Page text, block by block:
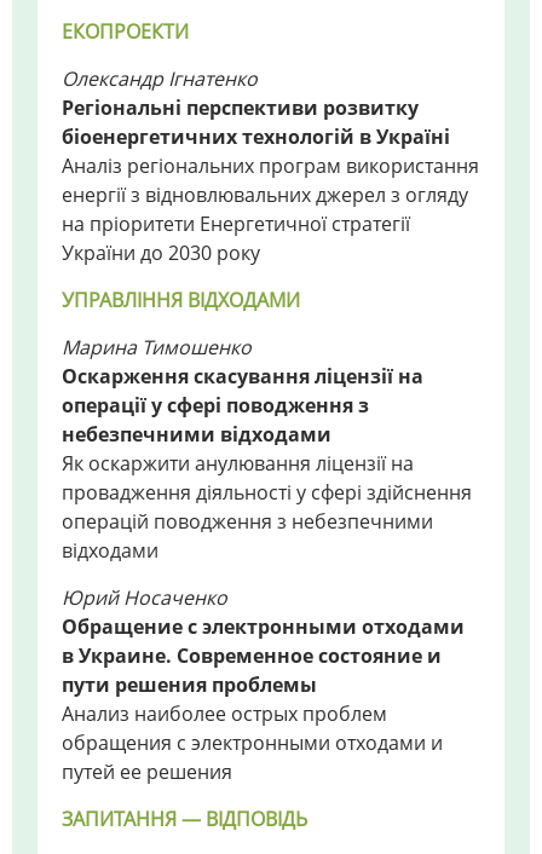
ЕКОПРОЕКТИ
Олександр Ігнатенко
Регіональні перспективи розвитку
біоенергетичних технологій в Україні
Аналіз регіональних програм використання
енергії з відновлювальних джерел з огляду
на пріоритети Енергетичної стратегії
України до 2030 року
УПРАВЛІННЯ ВІДХОДАМИ
Марина Тимошенко
Оскарження скасування ліцензії на
операції у сфері поводження з
небезпечними відходами
Як оскаржити анулювання ліцензії на
провадження діяльності у сфері здійснення
операцій поводження з небезпечними
відходами
Юрий Носаченко
Обращение с электронными отходами
в Украине. Современное состояние и
пути решения проблемы
Анализ наиболее острых проблем
обращения с электронными отходами и
путей ее решения
ЗАПИТАННЯ — ВІДПОВІДЬ